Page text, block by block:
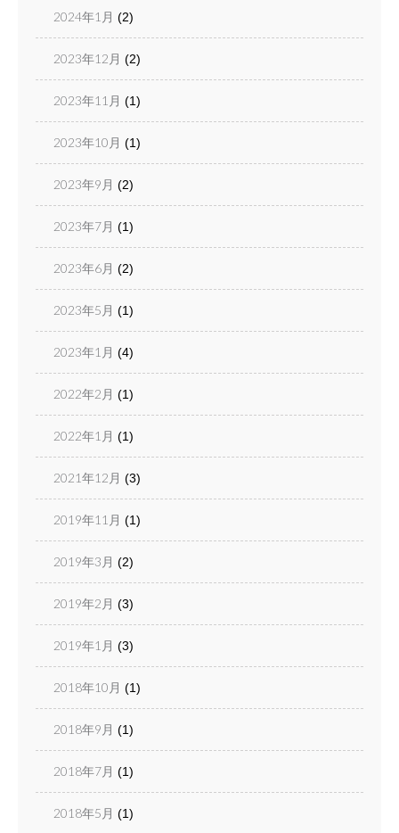
2024年1月 (2)
2023年12月 (2)
2023年11月 (1)
2023年10月 (1)
2023年9月 (2)
2023年7月 (1)
2023年6月 (2)
2023年5月 (1)
2023年1月 (4)
2022年2月 (1)
2022年1月 (1)
2021年12月 (3)
2019年11月 (1)
2019年3月 (2)
2019年2月 (3)
2019年1月 (3)
2018年10月 (1)
2018年9月 (1)
2018年7月 (1)
2018年5月 (1)